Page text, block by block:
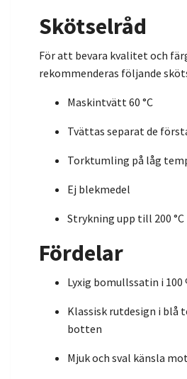
Skötselråd
För att bevara kvalitet och
rekommenderas följande
Maskintvätt 60 °C
Tvättas separat de
Torktumling på låg
Ej blekmedel
Strykning upp till 200 °C
Fördelar
Lyxig bomullssatin i
Klassisk rutdesign i blå
botten
Mjuk och sval känsla